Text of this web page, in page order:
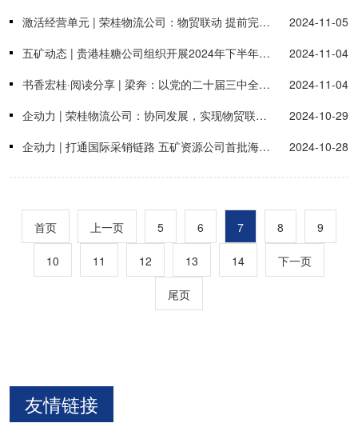
激活经营单元 | 荣桂物流公司：物贸联动 提前完成年度营收任务
2024-11-05
五矿动态 | 贵港桂糖公司组织开展2024年下半年消防演练活动
2024-11-04
书香宏桂·阅读分享 | 梁奔：以党的二十届三中全会精神为帆 驱动企业高质量发展
2024-11-04
企动力 | 荣桂物流公司：协同发展，实现物贸联动+海陆联运的零突破
2024-10-29
企动力 | 打通国际采销链路 五矿资源公司首批海外产A7铝锭成功交付
2024-10-28
首页 上一页 5 6 7 8 9
10 11 12 13 14 下一页
尾页
友情链接